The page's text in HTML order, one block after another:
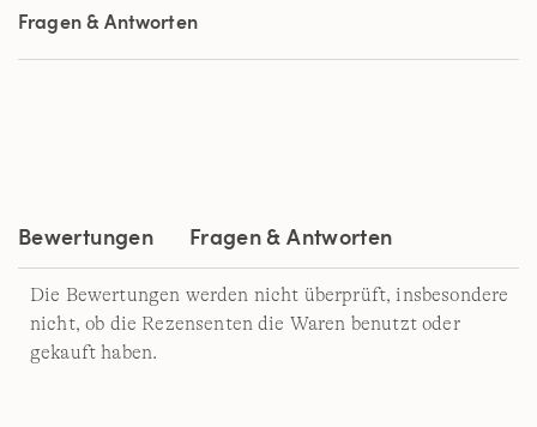
Sternen,
Durchschnittswert
Bewertung.
Fragen & Antworten
Bewertungen Fragen & Antworten
Die Bewertungen werden nicht überprüft, insbesondere
nicht, ob die Rezensenten die Waren benutzt oder
gekauft haben.